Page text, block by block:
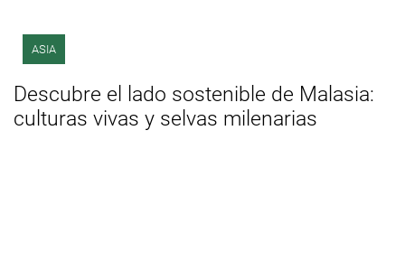
ASIA
Descubre el lado sostenible de Malasia:
culturas vivas y selvas milenarias